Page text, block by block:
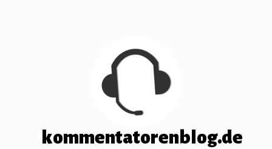
kommentatorenblog.de